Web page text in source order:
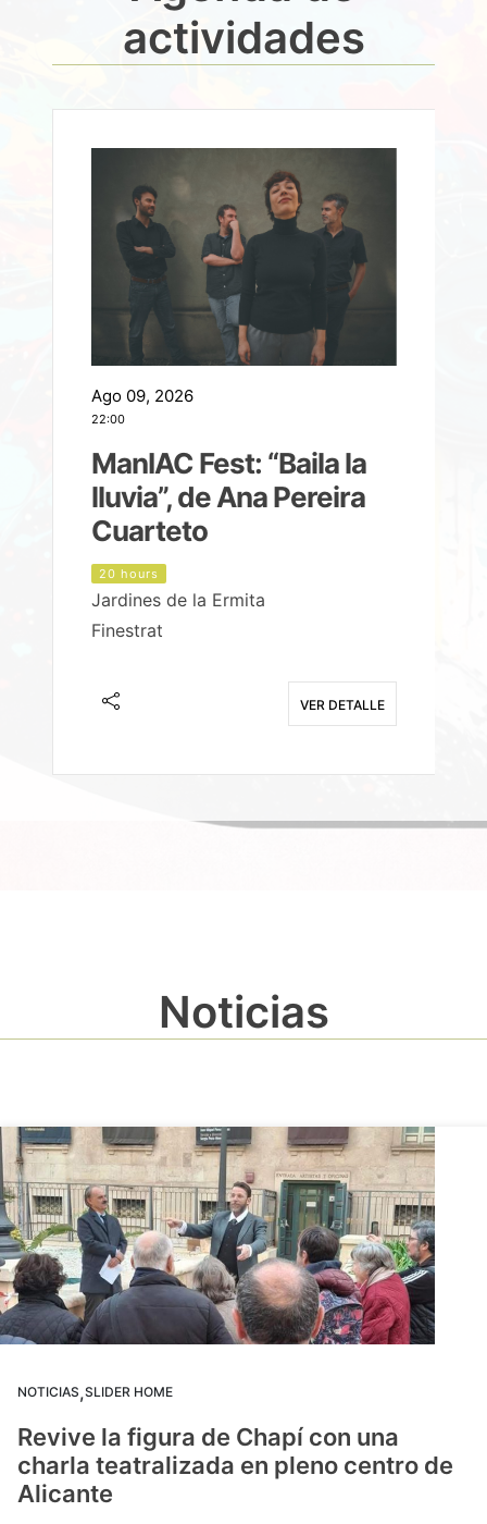
actividades
Ago 09, 2026
22:00
ManIAC Fest: “Baila la
lluvia”, de Ana Pereira
Cuarteto
20 hours
Jardines de la Ermita
Finestrat
VER DETALLE
Noticias
NOTICIAS,SLIDER HOME
Revive la figura de Chapí con una
charla teatralizada en pleno centro de
Alicante